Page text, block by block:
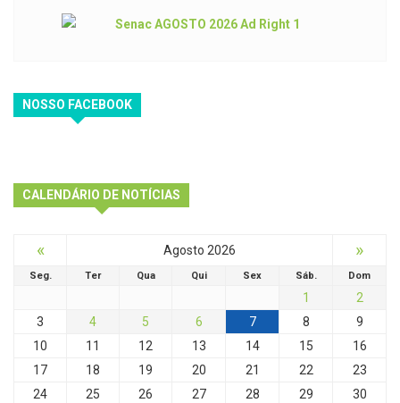
NOSSO FACEBOOK
CALENDÁRIO DE NOTÍCIAS
« Agosto 2026 »
Seg. Ter Qua Qui Sex Sáb. Dom
1
2
3
4 5 6 7 8
9
10
11 12 13 14 15
16
17
18 19 20 21 22
23
24
25 26 27 28 29
30